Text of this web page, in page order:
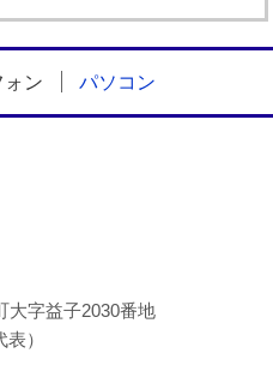
ォン パソコン
大字益子2030番地
）